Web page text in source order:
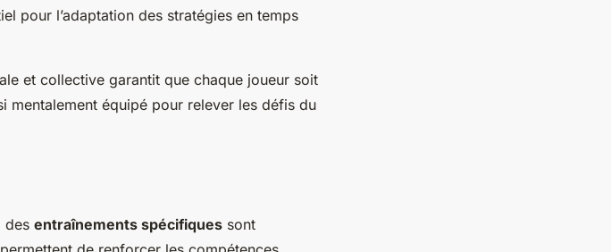
pour l’adaptation des stratégies en temps
et collective garantit que chaque joueur soit
mentalement équipé pour relever les défis du
des entraînements spécifiques sont